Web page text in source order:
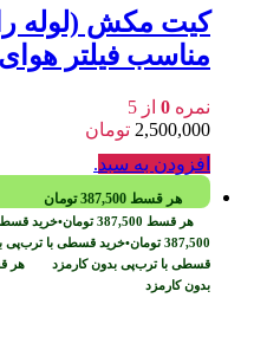
کیت مکش (لوله
مناسب فیلتر
نمره 0 از 5
2,500,000 تومان
افزودن به سبد.
هر قسط 387,500 تومان
هر قسط 387,500 تومان•خرید
387,500 تومان•خرید قسطی با ترب‌پی
قسطی با ترب‌پی بدون کارمزد
هر
بدون کارمزد